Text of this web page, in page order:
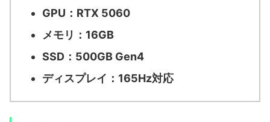
GPU：RTX 5060
メモリ：16GB
SSD：500GB Gen4
ディスプレイ：165Hz対応